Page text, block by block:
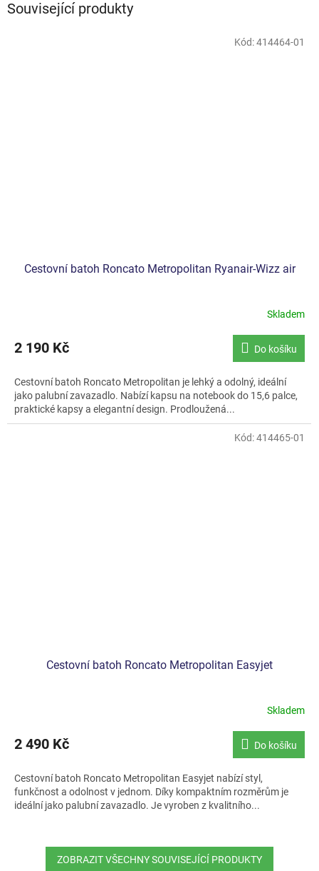
Související produkty
Cestovní batoh Roncato Metropolitan Ryanair-Wizz air
Skladem
2 190 Kč Do košíku
Cestovní batoh Roncato Metropolitan je lehký a odolný, ideální
jako palubní zavazadlo. Nabízí kapsu na notebook do 15,6 palce,
praktické kapsy a elegantní design. Prodloužená...
Kód:414464-01
Cestovní batoh Roncato Metropolitan Easyjet
Skladem
2 490 Kč Do košíku
Cestovní batoh Roncato Metropolitan Easyjet nabízí styl,
funkčnost a odolnost v jednom. Díky kompaktním rozměrům je
ideální jako palubní zavazadlo. Je vyroben z kvalitního...
Kód:414465-01
ZOBRAZIT VŠECHNY SOUVISEJÍCÍ PRODUKTY